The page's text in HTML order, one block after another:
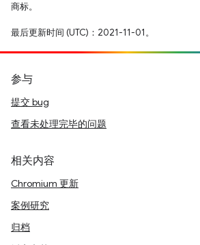
商标。
最后更新时间 (UTC)：2021-11-01。
参与
提交 bug
查看未处理完毕的问题
相关内容
Chromium 更新
案例研究
归档